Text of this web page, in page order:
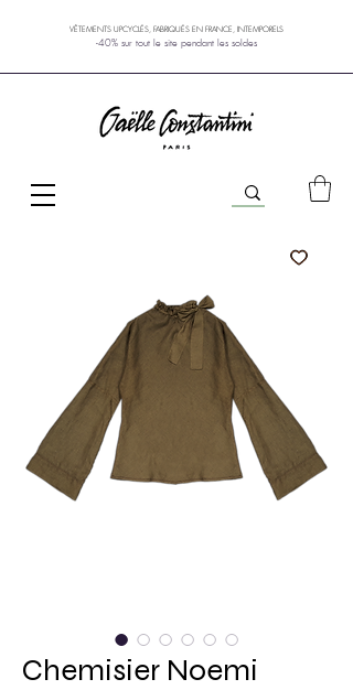
VÊTEMENTS UPCYCLÉS, FABRIQUÉS EN FRANCE, INTEMPORELS
-40% sur tout le site pendant les soldes
Chemisier Noemi